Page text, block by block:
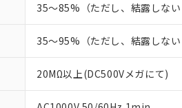
35～85%（ただし、結露しない
35～95%（ただし、結露しない
20MΩ以上(DC500Vメガにて)
オムロン制
在庫状況お
す。
マイパーツ
ている必要が
が、当社の
部品在庫の切り替
※3 非含有証明
「ｅ」：有害物質
「10」：通常の使
味します。
「－」：未確認で
また当社は
在庫な
機器販売
空
白
受注生